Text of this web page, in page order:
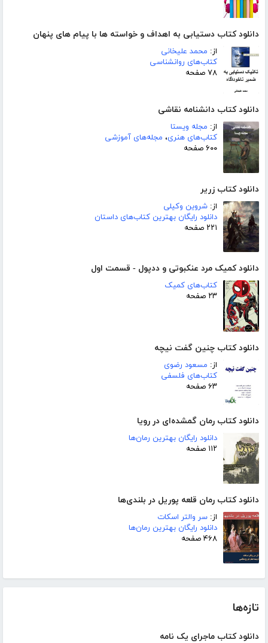
دانلود کتاب دستیابی به اهداف و خواسته ها با پیام های پنهان
از: محمد علیخانی
کتاب‌های روانشناسی
۷۸ صفحه
دانلود کتاب دانشنامه نقاشی
از: مجله ویستا
کتاب‌های هنری، مجله‌های آموزشی
۶۰۰ صفحه
دانلود کتاب زریر
از: شروین وکیلی
دانلود رایگان بهترین کتاب‌های داستان
۲۲۱ صفحه
دانلود کمیک مرد عنکبوتی و ددپول - قسمت اول
کتاب‌های کمیک
۲۳ صفحه
دانلود کتاب چنین گفت نیچه
از: مسعود رضوی
کتاب‌های فلسفی
۶۳ صفحه
دانلود کتاب رمان گمشده‌ای در رویا
دانلود رایگان بهترین رمان‌ها
۱۱۲ صفحه
دانلود کتاب رمان قلعه پوریل در بلندی‌ها
از: سر والتر اسکات
دانلود رایگان بهترین رمان‌ها
۴۶۸ صفحه
تازه‌ها
دانلود کتاب ماجرای یک نامه